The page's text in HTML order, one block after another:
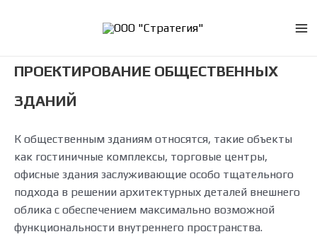
ПРОЕКТИРОВАНИЕ ОБЩЕСТВЕННЫХ
ЗДАНИЙ
К общественным зданиям относятся, такие объекты
как гостиничные комплексы, торговые центры,
офисные здания заслуживающие особо тщательного
подхода в решении архитектурных деталей внешнего
облика с обеспечением максимально возможной
функциональности внутреннего пространства.